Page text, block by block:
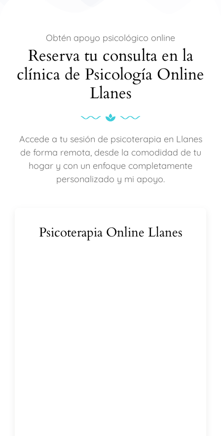
Obtén apoyo psicológico online
Reserva tu consulta en la
clínica de Psicología Online
Llanes
Accede a tu sesión de psicoterapia en Llanes
de forma remota, desde la comodidad de tu
hogar y con un enfoque completamente
personalizado y mi apoyo.
Psicoterapia Online Llanes